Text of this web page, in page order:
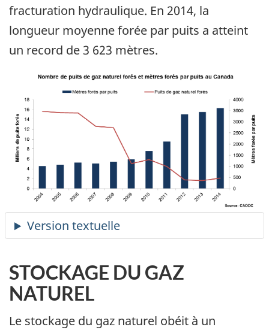
fracturation hydraulique. En 2014, la
longueur moyenne forée par puits a atteint
un record de 3 623 mètres.
STOCKAGE DU GAZ
NATUREL
Le stockage du gaz naturel obéit à un